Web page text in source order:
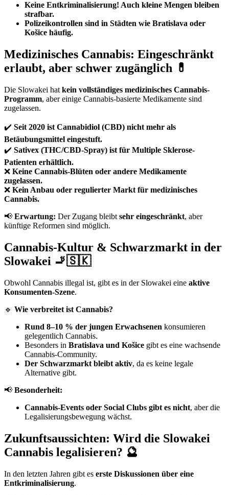
Keine Entkriminalisierung! Auch kleine Mengen bleiben
strafbar.
Polizeikontrollen sind in Städten wie Bratislava oder
Košice häufig.
Medizinisches Cannabis: Eingeschränkt
erlaubt, aber schwer zugänglich 💊
Die Slowakei hat kein vollständiges medizinisches Cannabis-
Programm, aber einige Cannabis-basierte Medikamente sind
zugelassen.
✔️ Seit 2020 ist Cannabidiol (CBD) nicht mehr als
Betäubungsmittel eingestuft.
✔️ Sativex (THC/CBD-Spray) ist für Multiple Sklerose-
Patienten erhältlich.
❌ Keine Cannabis-Blüten oder andere Medikamente
zugelassen.
❌ Kein Anbau oder regulierter Markt für medizinisches
Cannabis.
📢 Erwartung: Der Zugang bleibt sehr eingeschränkt, aber
künftige Reformen sind möglich.
Cannabis-Kultur & Schwarzmarkt in der
Slowakei 🚬🇸🇰
Obwohl Cannabis illegal ist, gibt es in der Slowakei eine aktive
Konsumenten-Szene.
🔹 Wie verbreitet ist Cannabis?
Rund 8–10 % der jungen Erwachsenen konsumieren
gelegentlich Cannabis.
Besonders in Bratislava und Košice gibt es eine wachsende
Cannabis-Community.
Der Schwarzmarkt bleibt aktiv, da es keine legale
Alternative gibt.
📢 Besonderheit:
Cannabis-Events oder Social Clubs gibt es nicht, aber die
Legalisierungsbewegung wächst.
Zukunftsaussichten: Wird die Slowakei
Cannabis legalisieren? 🔮
In den letzten Jahren gibt es erste Diskussionen über eine
Entkriminalisierung.